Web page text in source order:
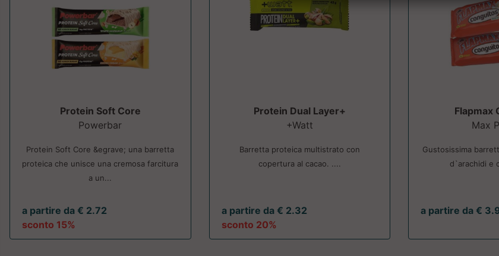
Protein Soft Core
Powerbar
Protein Soft Core &egrave; una barretta
proteica che unisce una cremosa farcitura
a un...
a partire da € 2.72
sconto 15%
Protein Dual Layer+
+Watt
Barretta proteica multistrato con
copertura al cacao. ....
a partire da € 2.32
sconto 20%
Flapmax
Max
Gustosissima
d`arachidi e
a partire da €